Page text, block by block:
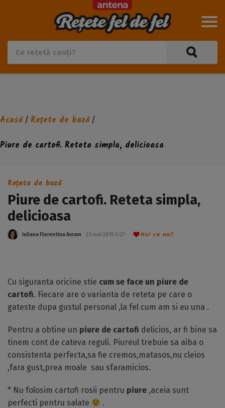
Acasă/ Rețete de bază/
Piure de cartofi. Reteta simpla, delicioasa
Rețete de bază
Piure de cartofi. Reteta simpla,
delicioasa
Iuliana Florentina Avram 22 mai 2015 5:27 Hai cu noi!
Cu siguranta oricine stie cum se face un piure de
cartofi. Fiecare are o varianta de reteta pe care o
gateste dupa gustul personal ,la fel cum am si eu una .
Pentru a obtine un piure de cartofi delicios, ar fi bine sa
tinem cont de cateva reguli. Piureul trebuie sa aiba o
consistenta perfecta,sa fie cremos,matasos,nu cleios
,fara gust,prea moale sau sfaramicios.
* Nu folosim cartofi rosii pentru piure ,aceia sunt
perfecti pentru salate
.